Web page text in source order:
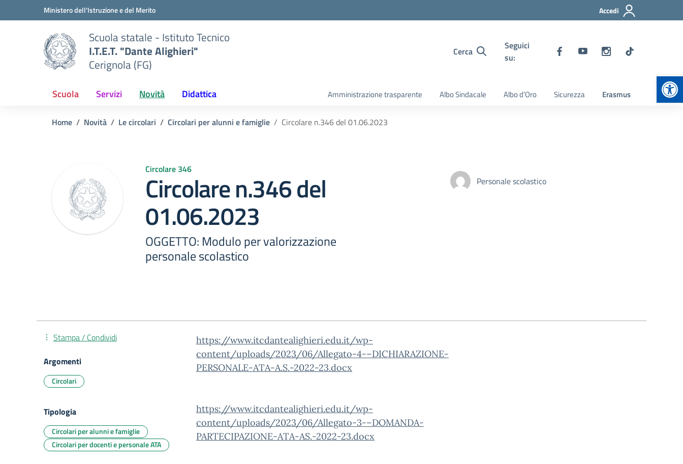
Vai ai contenuti
Vai al menu di navigazioneMinistero dell'Istruzione e del Merito Accedi
Scuola statale - Istituto Tecnico
I.T.E.T. "Dante Alighieri"
Cerignola (FG)
Cerca
Seguici
su:
Scuola Servizi Novità Didattica Amministrazione trasparente Albo Sindacale Albo d’Oro Sicurezza Erasmus
Home Novità Le circolari Circolari per alunni e famiglie Circolare n.346 del 01.06.2023
Circolare 346
Circolare n.346 del
01.06.2023
OGGETTO: Modulo per valorizzazione
personale scolastico
Personale scolastico
https://www.itcdantealighieri.edu.it/wp-
content/uploads/2023/06/Allegato-4-–DICHIARAZIONE-
PERSONALE-ATA-A.S.-2022-23.docx
https://www.itcdantealighieri.edu.it/wp-
content/uploads/2023/06/Allegato-3-–DOMANDA-
PARTECIPAZIONE-ATA-AS.-2022-23.docx
Stampa / Condividi
Argomenti
Circolari
Tipologia
Circolari per alunni e famiglie
Circolari per docenti e personale ATA